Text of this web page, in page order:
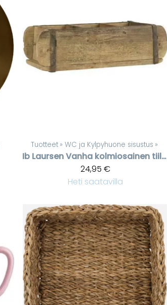
Tuotteet ‪» WC ja Kylpyhuone sisustus ‪»
Ib Laursen
Vanha kolmiosainen tiilimuotti
24,95 €
Heti saatavilla